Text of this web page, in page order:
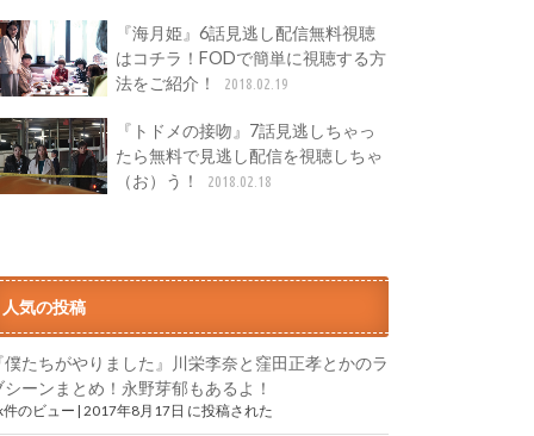
『海月姫』6話見逃し配信無料視聴
はコチラ！FODで簡単に視聴する方
法をご紹介！
2018.02.19
『トドメの接吻』7話見逃しちゃっ
たら無料で見逃し配信を視聴しちゃ
（お）う！
2018.02.18
人気の投稿
僕たちがやりました』川栄李奈と窪田正孝とかのラ
シーンまとめ！永野芽郁もあるよ！
件のビュー | 2017年8月17日 に投稿された